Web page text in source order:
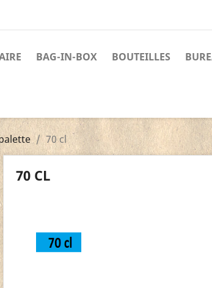
BAG-IN-BOX BOUTEILLES
70 cl
70 CL